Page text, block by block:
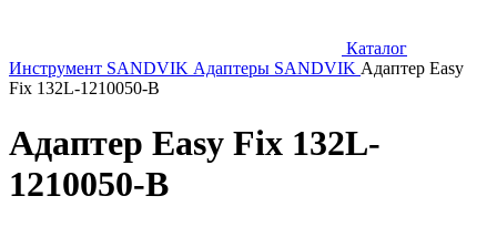
Каталог
Инструмент SANDVIK Адаптеры SANDVIK Адаптер Easy
Fix 132L-1210050-B
Адаптер Easy Fix 132L-
1210050-B